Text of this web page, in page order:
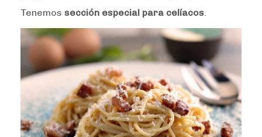
Tenemos sección especial para celíacos